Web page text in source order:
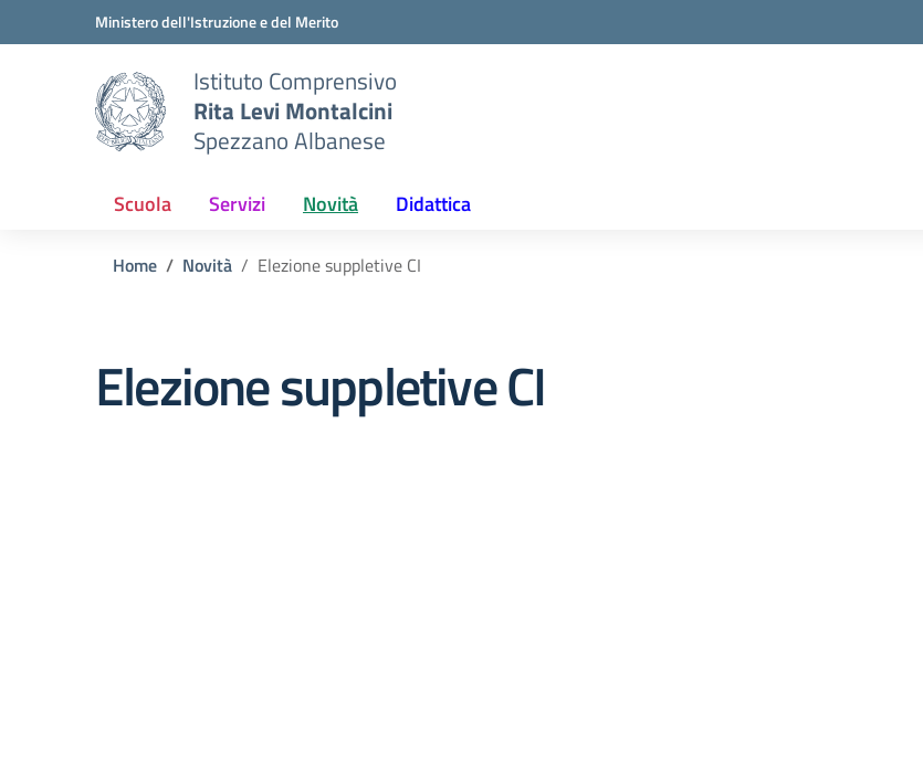
Vai ai contenuti
Vai al menu di navigazioneMinistero dell'Istruzione e del Merito
Istituto Comprensivo
Rita Levi Montalcini
Spezzano Albanese
Scuola Servizi Novità Didattica
Home Novità Elezione suppletive CI
Elezione suppletive CI